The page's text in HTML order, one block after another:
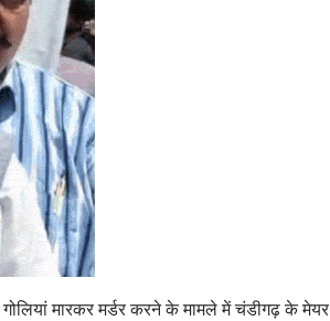
मारकर मर्डर करने के मामले में चंडीगढ़ के मेयर